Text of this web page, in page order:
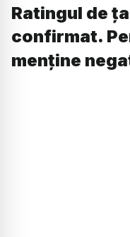
Ratingul de
confirmat.
menține